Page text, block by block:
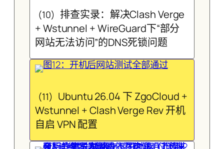
(10) 排查实录：解决Clash Verge
+ Wstunnel + WireGuard下“部分
网站无法访问”的DNS死锁问题
(11) Ubuntu 26.04 下 ZgoCloud +
Wstunnel + Clash Verge Rev 开机
自启 VPN 配置